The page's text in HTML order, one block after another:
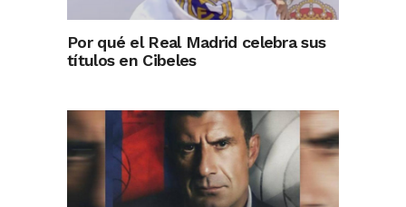
Por qué el Real Madrid celebra sus
títulos en Cibeles